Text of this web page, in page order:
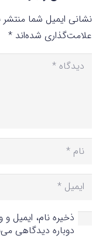
نشانی ایمیل شما
علامت‌گذاری شده‌اند *
ذخیره نام، ایمیل
دوباره دیدگاهی